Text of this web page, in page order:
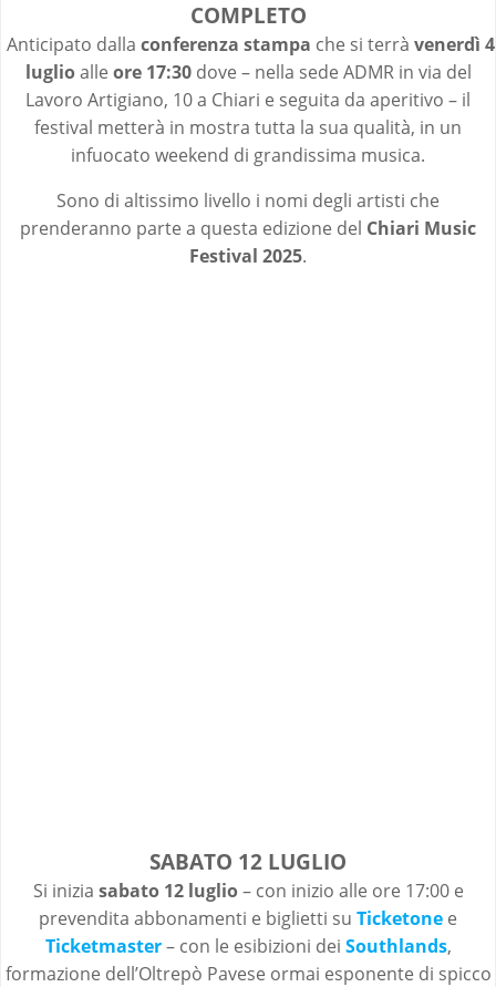
COMPLETO
Anticipato dalla conferenza stampa che si terrà venerdì 4
luglioalle ore 17:30dove – nella sede ADMR in via del
Lavoro Artigiano, 10 a Chiari e seguita da aperitivo – il
festival metterà in mostra tutta la sua qualità, in un
infuocato weekend di grandissima musica.
Sono di altissimo livello i nomi degli artisti che
prenderanno parte a questa edizione del Chiari Music
Festival 2025.
SABATO 12 LUGLIO
Si inizia sabato 12 luglio– con inizio alle ore 17:00 e
prevendita abbonamenti e biglietti su Ticketone e
Ticketmaster– con le esibizioni dei Southlands,
formazione dell’Oltrepò Pavese ormai esponente di spicco